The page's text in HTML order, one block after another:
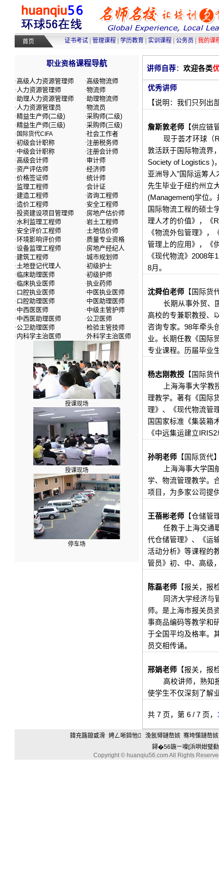
高级人力资源管理师培训 |高级物流师培训|
采购师培训
|物流师培训 人力资源管理师
首页 证书考试 管理课程 学历教育 实训课程 公务员 我的课
职业资格课程导航
·高级人力资源管理师
·人力资源管理师
·助理人力资源管理师
·人力资源管理员
·精益生产师(二级)
·精益生产师(三级)
· 国际货代CIFA
·初级会计职称
·中级会计职称
·高级会计师
·资产评估师
·价格签证师
·监理工程师
·建造工程师
·造价工程师
·投资建设项目管理师
·水利监理工程师
·安全评价工程师
·环境影响评价师
·设备监理工程师
·建筑工程师
·土地登记代理人
·临床助理医师
·临床执业医师
·口腔执业医师
·口腔助理医师
·中西医医师
·中西医助理医师
·公卫助理医师
·内科学主治医师
·高级物流师
·物流师
·助理物流师
·物流员
·采购师(二级)
·采购师(三级)
·社会工作者
·注册税务师
·注册会计师
·审计师
·经济师
·统计师
·会计证
·咨询工程师
·安全工程师
·房地产估价师
·岩土工程师
·土地估价师
·质量专业资格
·房地产经纪人
·城市规划师
·初级护士
·初级护师
·执业药师
·中医执业医师
·中医助理医师
·中级主管护师
·公卫医师
·检验主管技师
·外科学主治医师
授课现场
授课现场
停车场
讲师自荐： 欢迎各类
优秀讲师
【说明：我们只列
詹斯敦老师 【供应链
现于荟才环球（
敦活跃于国际物流界
Society of Logistics )
亚洲导入”国际运筹
先生毕业于纽约州立
(Management)学位
国际物流工程的硕士
理人才的价值》，《
《物流外包管理》
管理上的应用》，《
《现代物流》2008
8月。
沈舜伯老师 【 国际货
长期从事外贸、国
高校的专兼职教授、
咨询专家。98年牵头
业。长期任教《国际
专业课程。历届毕业
杨志刚教授 【 国际货
上海海事大学
理教学。著有《国际
理》、《现代物流管
国国家标准《集装箱
《中远集运建立
孙明老师 【 国际货代
上海海事大学国航
学、物流管理教学。
项目，为多家公司提
王蓓彬老师 【仓储管
任教于上海交通职
代仓储管理》、《运
活动分析》等课程的
管员》初、中、高级
陈磊老师 【报关，报
同济大学经济与
师。是上海市报关员
事商品编码等教学和
于全国平均及格率。
员交相传诵。
邢娟老师 【报关，报
高校讲师，熟知
使学生不仅深刻了解
共 7 页，第 6 / 7 页，
鍏充簬鎴戜滑 娉ㄥ唽鍗忚 浼氬憳鏈嶅姟 骞垮憡鏈嶅姟
鐞�56鍦ㄧ嚎[浜哄姏璧
Copyright © huanqiu56.com All Rights